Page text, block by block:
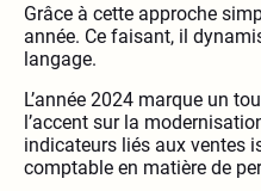
Grâce à cette approche
année. Ce faisant, il
langage.
L’année 2024 marque un
l’accent sur la
indicateurs liés aux ventes
comptable en matière de